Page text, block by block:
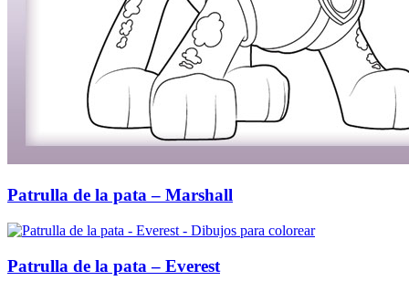
Patrulla de la pata – Marshall
Patrulla de la pata – Everest